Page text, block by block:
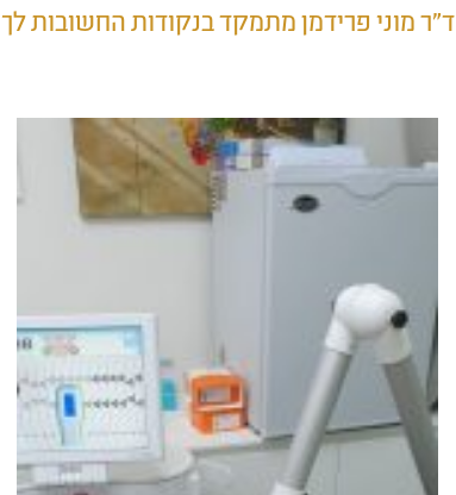
ד״ר מוני פרידמן מתמקד בנקודות החשובות לך